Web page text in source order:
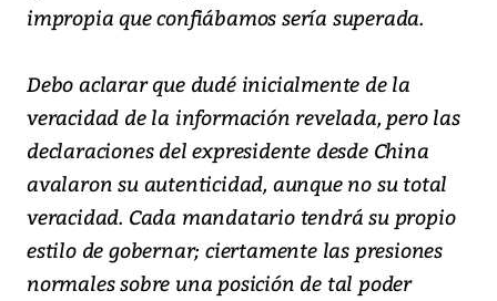
impropia que confiábamos sería superada.
Debo aclarar que dudé inicialmente de la
veracidad de la información revelada, pero las
declaraciones del expresidente desde China
avalaron su autenticidad, aunque no su total
veracidad. Cada mandatario tendrá su propio
estilo de gobernar; ciertamente las presiones
normales sobre una posición de tal poder